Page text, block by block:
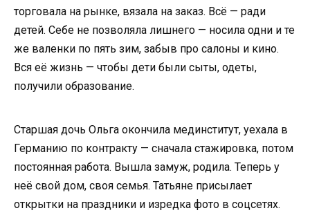
торговала на рынке, вязала на заказ. Всё — ради
детей. Себе не позволяла лишнего — носила одни и те
же валенки по пять зим, забыв про салоны и кино.
Вся её жизнь — чтобы дети были сыты, одеты,
получили образование.
Старшая дочь Ольга окончила мединститут, уехала в
Германию по контракту — сначала стажировка, потом
постоянная работа. Вышла замуж, родила. Теперь у
неё свой дом, своя семья. Татьяне присылает
открытки на праздники и изредка фото в соцсетях.